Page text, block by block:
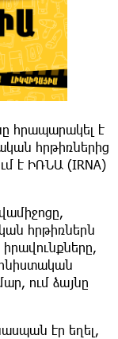
հրապարակել է
հրթիռներից
է ԻՌՆԱ (IRNA)
հրթիռներն
ում ձայնը
էր եղել,